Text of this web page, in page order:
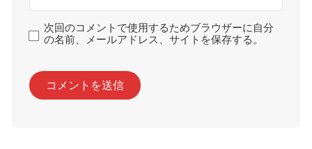
次回のコメントで使用するためブラウザーに自分
の名前、メールアドレス、サイトを保存する。